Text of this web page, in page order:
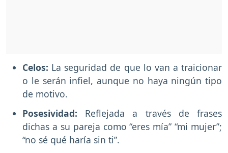
Celos: La seguridad de que lo van a traicionar
o le serán infiel, aunque no haya ningún tipo
de motivo.
Posesividad: Reflejada a través de frases
dichas a su pareja como “eres mía” “mi mujer”;
“no sé qué haría sin ti”.